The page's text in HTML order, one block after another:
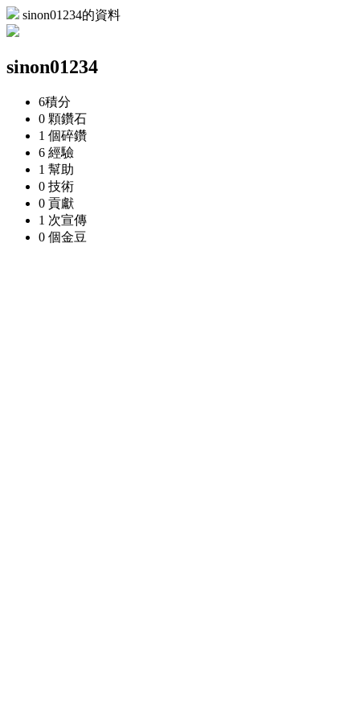
sinon01234的資料
sinon01234
6積分
0 顆鑽石
1 個碎鑽
6 經驗
1 幫助
0 技術
0 貢獻
1 次宣傳
0 個金豆